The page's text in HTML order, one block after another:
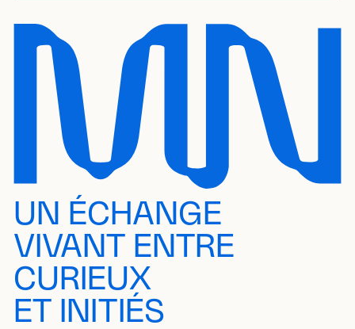
UN ÉCHANGE
VIVANT ENTRE
CURIEUX
ET INITIÉS